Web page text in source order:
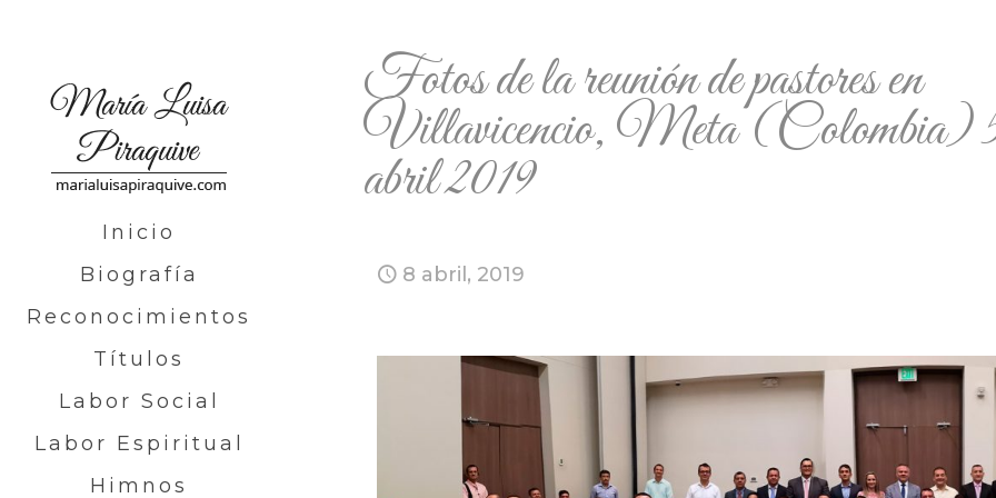
Inicio
Biografía
Reconocimientos
Títulos
Labor Social
Labor Espiritual
Himnos
Fotos de la reunión de pastores en
Villavicencio, Meta (Colombia)
abril 2019
8 abril, 2019